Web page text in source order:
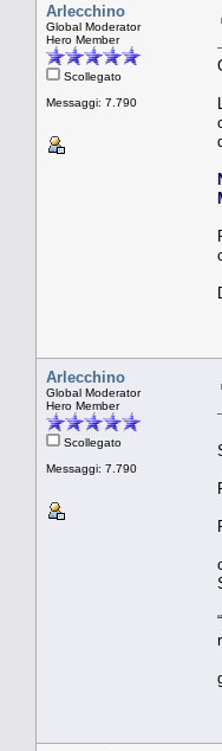
Arlecchino
Global Moderator
Hero Member
Scollegato
Messaggi: 7.790
Arlecchino
Global Moderator
Hero Member
Scollegato
Messaggi: 7.790